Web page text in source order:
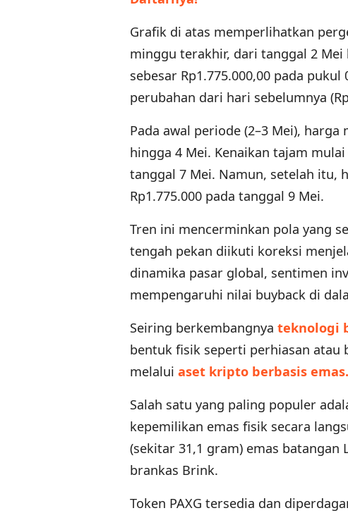
Grafik di atas memperlihatkan
minggu terakhir, dari tanggal 2
sebesar Rp1.775.000,00 pada
perubahan dari hari sebelumnya
Pada awal periode (2–3 Mei),
hingga 4 Mei. Kenaikan tajam
tanggal 7 Mei. Namun, setelah itu,
Rp1.775.000 pada tanggal 9 Mei.
Tren ini mencerminkan pola yang
tengah pekan diikuti koreksi
dinamika pasar global, sentimen
mempengaruhi nilai buyback di
Seiring berkembangnya teknologi
bentuk fisik seperti perhiasan
melalui aset kripto berbasis emas.
Salah satu yang paling populer
kepemilikan emas fisik secara
(sekitar 31,1 gram) emas batangan
brankas Brink.
Token PAXG tersedia dan